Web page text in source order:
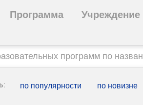
Программа
по популярности по новизне